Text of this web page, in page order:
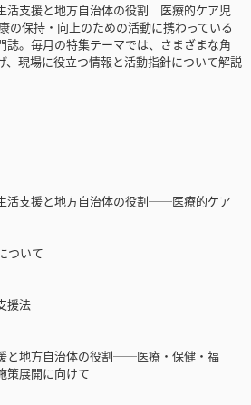
支援と地方自治体の役割 医療的ケア児
の保持・向上のための活動に携わっている
誌。毎月の特集テーマでは、さまざまな角
、現場に役立つ情報と活動指針について解説
支援と地方自治体の役割──医療的ケア
ついて
援法
と地方自治体の役割──医療・保健・福
策展開に向けて